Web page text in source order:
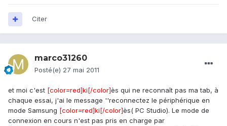
Citer
marco31260
Posté(e) 27 mai 2011
et moi c'est [color=red]ki[/color]ès qui ne reconnaît pas ma tab, à
chaque essai, j'ai le message ''reconnectez le périphérique en
mode Samsung [color=red]ki[/color]ès( PC Studio). Le mode de
connexion en cours n'est pas pris en charge par